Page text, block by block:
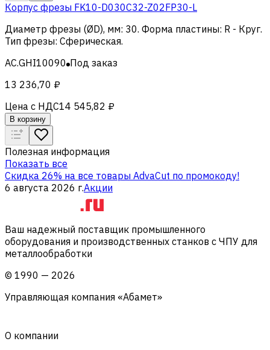
Корпус фрезы FK10-D030C32-Z02FP30-L
Диаметр фрезы (ØD), мм: 30. Форма пластины: R - Круг.
Тип фрезы: Сферическая.
AC.GHI10090 Под заказ
13 236,70 ₽
Цена с НДС14 545,82 ₽
В корзину
Полезная информация
Показать все
Скидка 26% на все товары AdvaCut по промокоду!
6 августа 2026 г.Акции
Ваш надежный поставщик промышленного
оборудования и производственных станков с ЧПУ для
металлообработки
© 1990 — 2026
Управляющая компания «Абамет»
О компании